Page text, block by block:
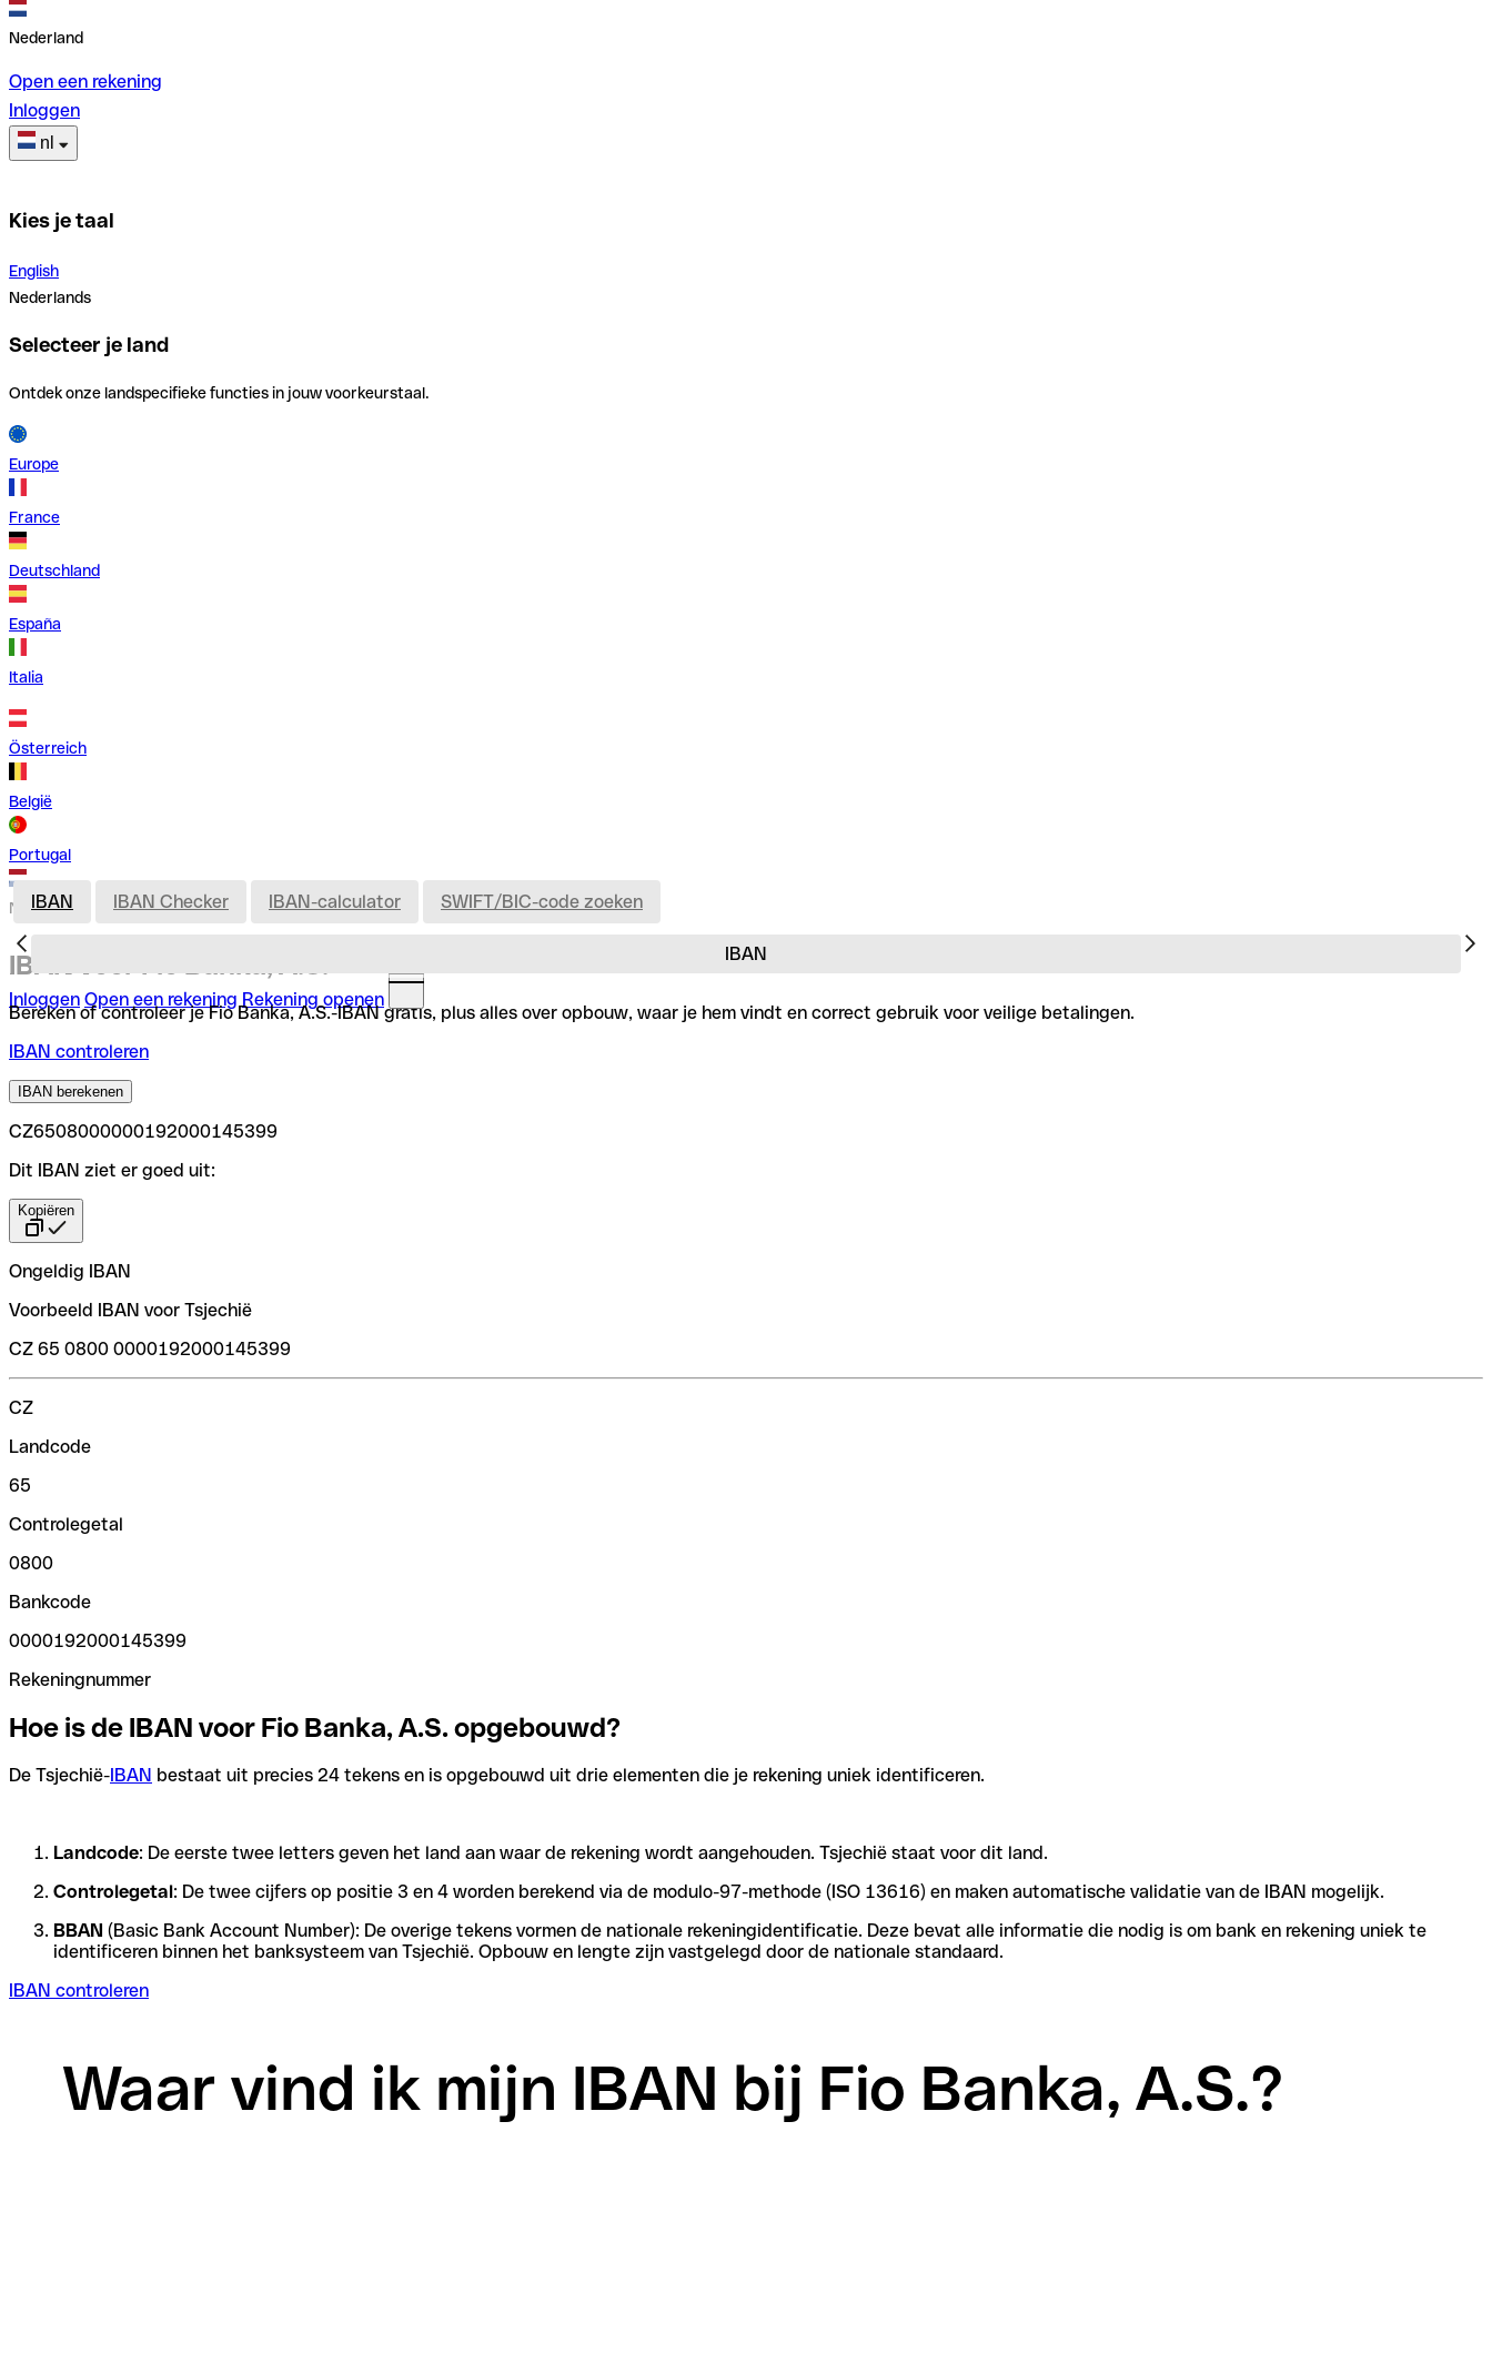
Nederland
Open een rekening
Inloggen
nl
Kies je taal
English
Nederlands
Selecteer je land
Ontdek onze landspecifieke functies in jouw voorkeurstaal.
Europe
France
Deutschland
España
Italia
Österreich
België
Portugal
Nederland
Inloggen Open een rekening Rekening openen
IBAN
IBAN IBAN Checker IBAN-calculator SWIFT/BIC-code zoeken
IBAN voor Fio Banka, A.S.
Bereken of controleer je Fio Banka, A.S.-IBAN gratis, plus alles over opbouw, waar je hem vindt en correct gebruik voor veilige betalingen.
IBAN controleren
IBAN berekenen
CZ6508000000192000145399
Dit IBAN ziet er goed uit:
Kopiëren
Ongeldig IBAN
Voorbeeld IBAN voor Tsjechië
CZ 65 0800 0000192000145399
CZ
Landcode
65
Controlegetal
0800
Bankcode
0000192000145399
Rekeningnummer
Hoe is de IBAN voor Fio Banka, A.S. opgebouwd?
De Tsjechië-IBAN bestaat uit precies 24 tekens en is opgebouwd uit drie elementen die je rekening uniek identificeren.
Landcode: De eerste twee letters geven het land aan waar de rekening wordt aangehouden. Tsjechië staat voor dit land.
Controlegetal: De twee cijfers op positie 3 en 4 worden berekend via de modulo-97-methode (ISO 13616) en maken automatische validatie van de IBAN mogelijk.
BBAN (Basic Bank Account Number): De overige tekens vormen de nationale rekeningidentificatie. Deze bevat alle informatie die nodig is om bank en rekening uniek te
identificeren binnen het banksysteem van Tsjechië. Opbouw en lengte zijn vastgelegd door de nationale standaard.
IBAN controleren
Waar vind ik mijn IBAN bij Fio Banka, A.S.?